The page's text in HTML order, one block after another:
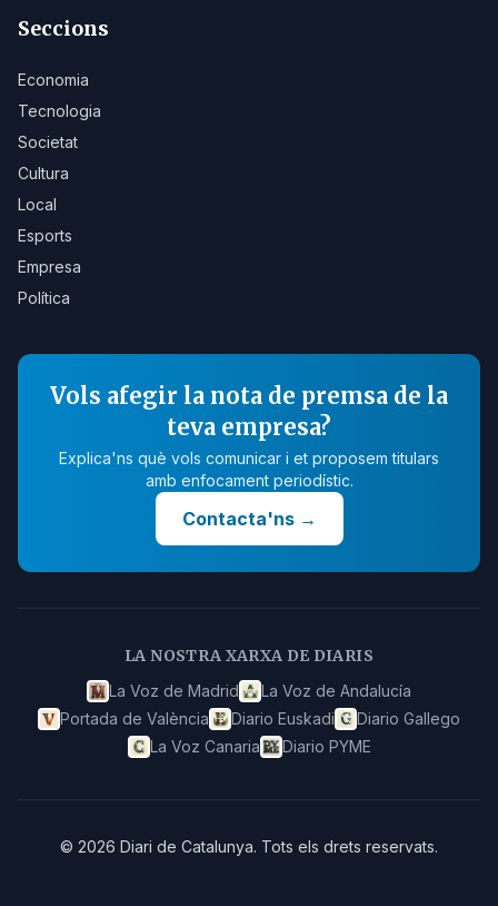
Seccions
Economia
Tecnologia
Societat
Cultura
Local
Esports
Empresa
Política
Vols afegir la nota de premsa de la
teva empresa?
Explica'ns què vols comunicar i et proposem titulars
amb enfocament periodístic.
Contacta'ns→
LA NOSTRA XARXA DE DIARIS
La Voz de Madrid
La Voz de Andalucía
Portada de València
Diario Euskadi
Diario Gallego
La Voz Canaria
Diario PYME
© 2026 Diari de Catalunya. Tots els drets reservats.